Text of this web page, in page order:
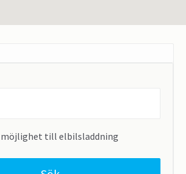
möjlighet till elbilsladdning